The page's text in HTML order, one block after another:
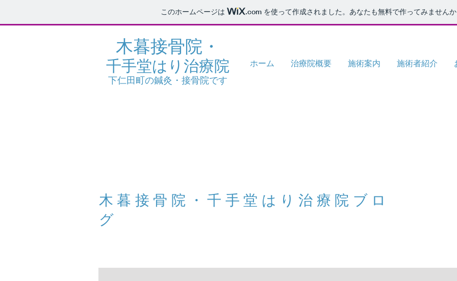
このホームページは .com を使って作成されました。あなたも無料で作ってみませんか
木暮接骨院・
千手堂はり治療院
下仁田町の鍼灸・接骨院です
ホーム 治療院概要 施術案内 施術者紹介
木暮接骨院・千手堂はり治療院ブロ
グ